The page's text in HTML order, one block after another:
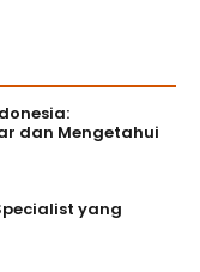
dan Mengetahui
yang